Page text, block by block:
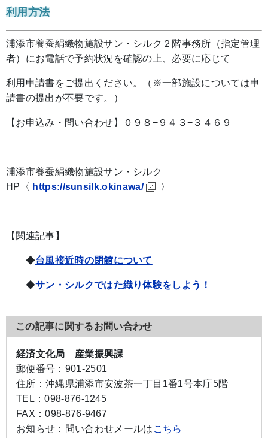
利用方法
浦添市養蚕絹織物施設サン・シルク２階事務所（指定管理
者）にお電話で予約状況を確認の上、必要に応じて
利用申請書をご提出ください。（※一部施設については申
請書の提出が不要です。）
【お申込み・問い合わせ】０９８−９４３−３４６９
浦添市養蚕絹織物施設サン・シルク
HP〈 https://sunsilk.okinawa/ 〉
【関連記事】
◆台風接近時の閉館について
◆サン・シルクではた織り体験をしよう！
この記事に関するお問い合わせ
経済文化局 産業振興課
郵便番号： 901-2501
住所： 沖縄県浦添市安波茶一丁目1番1号本庁5階
TEL：098-876-1245
FAX：098-876-9467
お知らせ： 問い合わせメールは こちら